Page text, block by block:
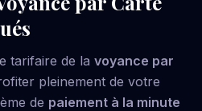
tarifaire de la voyance par
pleinement de votre
de paiement à la minute